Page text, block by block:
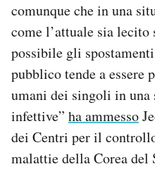
comunque che in una
come l’attuale sia
possibile gli
pubblico tende a
umani dei singoli in
infettive” ha ammesso
dei Centri per il
malattie della Corea del